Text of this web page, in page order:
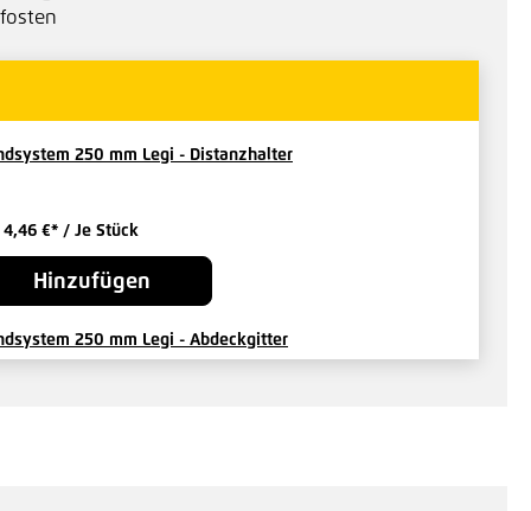
250 mm Legi - Distanzhalter
4,46 €* / Je Stück
Hinzufügen
250 mm Legi - Abdeckgitter